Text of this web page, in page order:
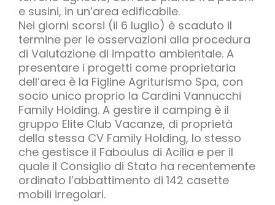
e susini, in un’area edificabile.
Nei giorni scorsi (il 6 luglio) è scaduto il
termine per le osservazioni alla procedura
di Valutazione di impatto ambientale. A
presentare i progetti come proprietaria
dell’area è la Figline Agriturismo Spa, con
socio unico proprio la Cardini Vannucchi
Family Holding. A gestire il camping è il
gruppo Elite Club Vacanze, di proprietà
della stessa CV Family Holding, lo stesso
che gestisce il Faboulus di Acilia e per il
quale il Consiglio di Stato ha recentemente
ordinato l’abbattimento di 142 casette
mobili irregolari.